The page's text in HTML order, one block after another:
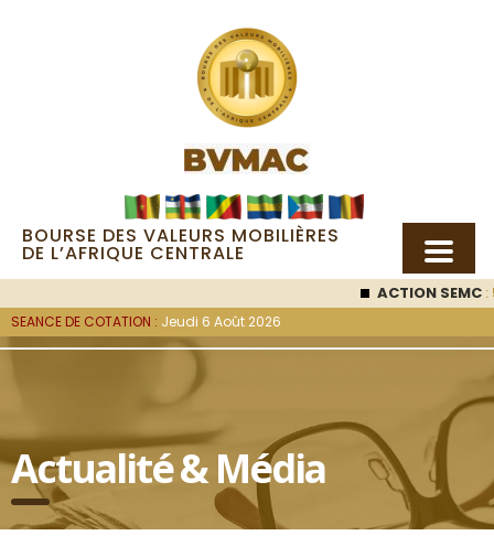
BOURSE DES VALEURS MOBILIÈRES
DE L’AFRIQUE CENTRALE
ACTION SEMC:
SEANCE DE COTATION : Jeudi 6 Août 2026
Actualité & Média